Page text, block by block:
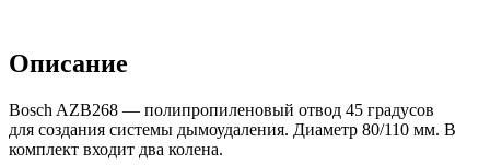
Описание
Bosch AZB268 — полипропиленовый отвод 45 градусов
для создания системы дымоудаления. Диаметр 80/110 мм. В
комплект входит два колена.